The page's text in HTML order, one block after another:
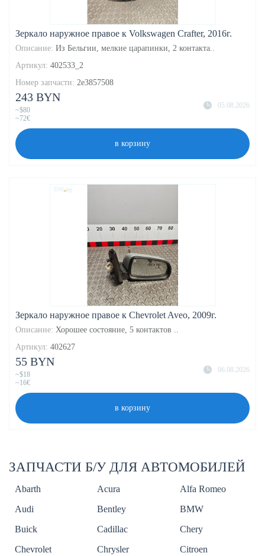
Зеркало наружное правое к Volkswagen Crafter, 2016г.
Описание: Из Бельгии, мелкие царапинки, 2 контакта..
Артикул: 402533_2
Номер запчасти: 2e3857508
05.08.2026
243 BYN
~$80
~72€
в корзину
Зеркало наружное правое к Chevrolet Aveo, 2009г.
Описание: Хорошее состояние, 5 контактов ..
Артикул: 402627
06.08.2026
55 BYN
~$18
~16€
в корзину
ЗАПЧАСТИ Б/У ДЛЯ АВТОМОБИЛЕЙ
Abarth Acura
Alfa Romeo
Audi
Bentley
BMW
Buick
Cadillac
Chery
Chevrolet
Chrysler
Citroen